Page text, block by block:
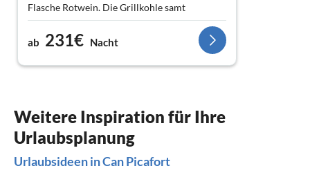
Flasche Rotwein. Die Grillkohle samt
Anzünder standen parat.
Das Haus ist sehr großzügig geschnitten. Die
Zimmer waren alle sehr sauber. Der Garten
mitsamt Terrasse und Pool ist ein kleines
Einkaufsmöglichkeiten und Strände konnte
man bequem entweder zu Fuß oder per Auto
erreichen. Tagsüber waren wir unterwegs,
Ein zusätzliches Highlight war die
ab 231€ Nacht
Weitere Inspiration für Ihre
Urlaubsplanung
Urlaubsideen in Can Picafort